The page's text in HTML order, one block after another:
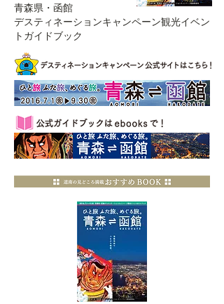
青森県・函館
デスティネーションキャンペーン観光イベン
トガイドブック